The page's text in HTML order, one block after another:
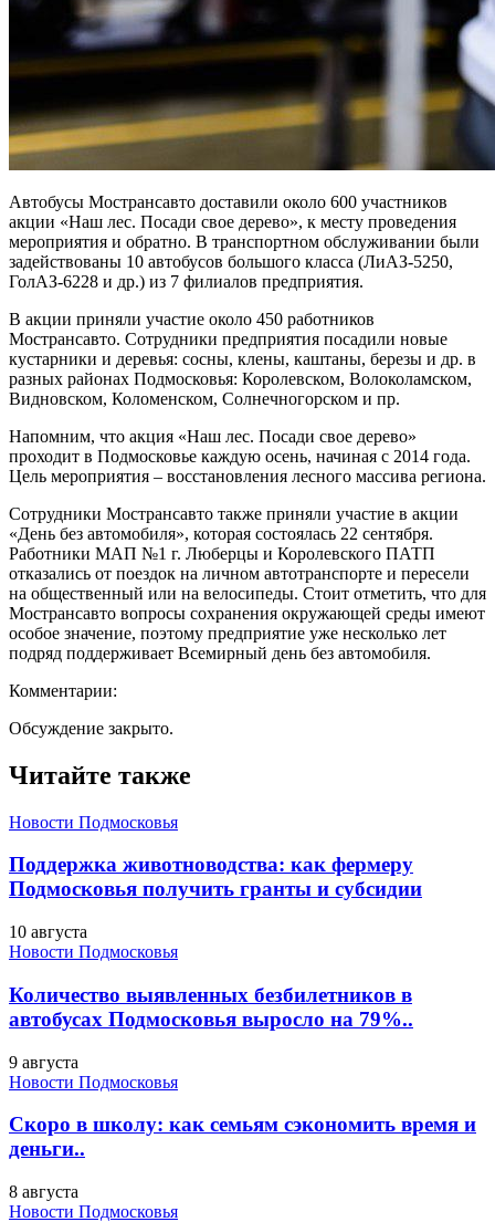
Автобусы Мострансавто доставили около 600 участников
акции «Наш лес. Посади свое дерево», к месту проведения
мероприятия и обратно. В транспортном обслуживании были
задействованы 10 автобусов большого класса (ЛиАЗ-5250,
ГолАЗ-6228 и др.) из 7 филиалов предприятия.
В акции приняли участие около 450 работников
Мострансавто. Сотрудники предприятия посадили новые
кустарники и деревья: сосны, клены, каштаны, березы и др. в
разных районах Подмосковья: Королевском, Волоколамском,
Видновском, Коломенском, Солнечногорском и пр.
Напомним, что акция «Наш лес. Посади свое дерево»
проходит в Подмосковье каждую осень, начиная с 2014 года.
Цель мероприятия – восстановления лесного массива региона.
Сотрудники Мострансавто также приняли участие в акции
«День без автомобиля», которая состоялась 22 сентября.
Работники МАП №1 г. Люберцы и Королевского ПАТП
отказались от поездок на личном автотранспорте и пересели
на общественный или на велосипеды. Стоит отметить, что для
Мострансавто вопросы сохранения окружающей среды имеют
особое значение, поэтому предприятие уже несколько лет
подряд поддерживает Всемирный день без автомобиля.
Комментарии:
Обсуждение закрыто.
Читайте также
Новости Подмосковья
Поддержка животноводства: как фермеру
Подмосковья получить гранты и субсидии
10 августа
Новости Подмосковья
Количество выявленных безбилетников в
автобусах Подмосковья выросло на 79%..
9 августа
Новости Подмосковья
Скоро в школу: как семьям сэкономить время и
деньги..
8 августа
Новости Подмосковья